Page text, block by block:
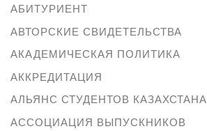
АБИТУРИЕНТ
АВТОРСКИЕ СВИДЕТЕЛЬСТВА
АКАДЕМИЧЕСКАЯ ПОЛИТИКА
АККРЕДИТАЦИЯ
АЛЬЯНС СТУДЕНТОВ КАЗАХСТАНА
АССОЦИАЦИЯ ВЫПУСКНИКОВ